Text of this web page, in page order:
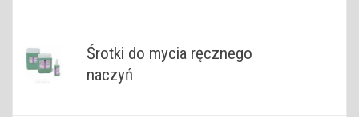
Śrotki do mycia ręcznego
naczyń